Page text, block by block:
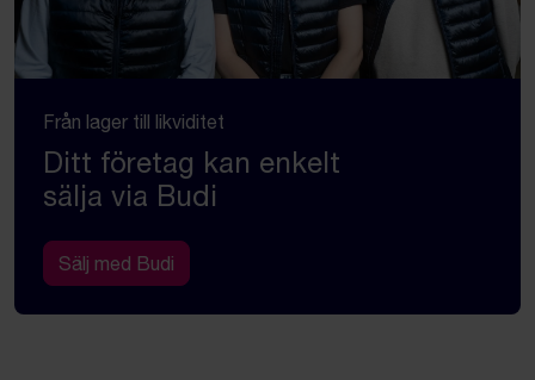
Från lager till likviditet
Ditt företag kan enkelt
sälja via Budi
Sälj med Budi